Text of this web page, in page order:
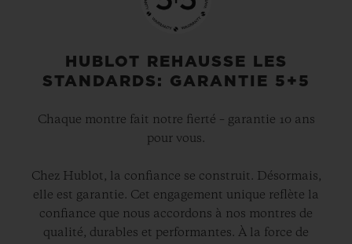
HUBLOT REHAUSSE LES
STANDARDS: GARANTIE 5+5
Chaque montre fait notre fierté – garantie 10 ans
pour vous.
Chez Hublot, la confiance se construit. Désormais,
elle est garantie. Cet engagement unique reflète la
confiance que nous accordons à nos montres de
qualité, durables et performantes. À la force de